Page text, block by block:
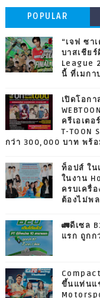
POPULAR
“เจฟ ซ
บาสเชีย
League
นี้ ที่เมกา
เปิดโอกา
ครีเอเต
T-TOON
กว่า 300,000 บาท พร้
ท็อปส์ ใน
ในงาน
ครบเครื่
ต้องไม่พ
🚛ดีเซล
แรก ถูกก
ขึ้นแท่นแ